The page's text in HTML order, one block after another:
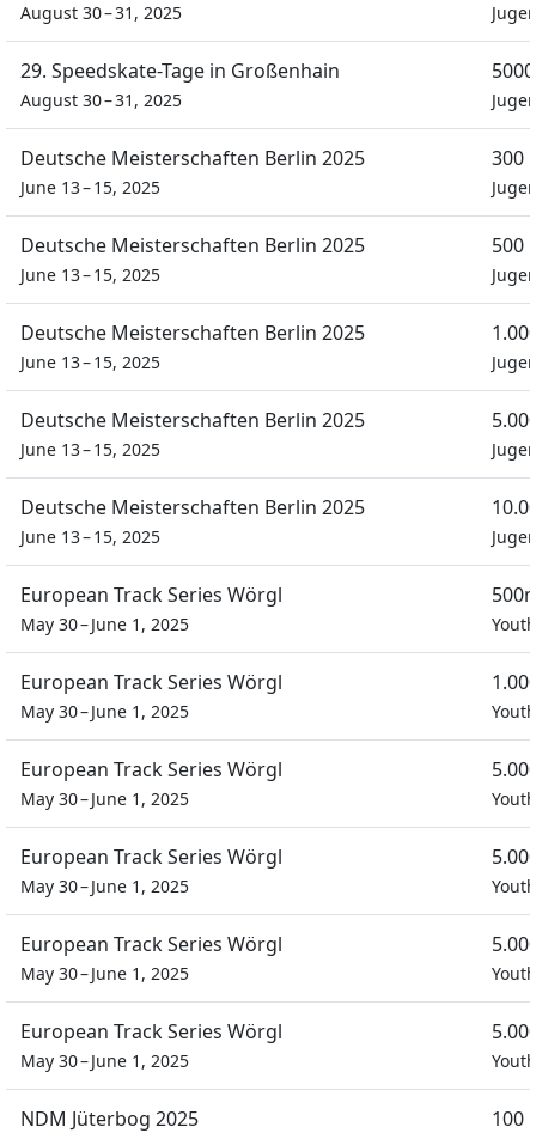
August 30 – 31, 2025
29. Speedskate-Tage in Großenhain
August 30 – 31, 2025
Deutsche Meisterschaften Berlin 2025
June 13 – 15, 2025
300
Deutsche Meisterschaften Berlin 2025
June 13 – 15, 2025
500
Deutsche Meisterschaften Berlin 2025
June 13 – 15, 2025
Deutsche Meisterschaften Berlin 2025
June 13 – 15, 2025
Deutsche Meisterschaften Berlin 2025
June 13 – 15, 2025
European Track Series Wörgl
May 30 – June 1, 2025
European Track Series Wörgl
May 30 – June 1, 2025
European Track Series Wörgl
May 30 – June 1, 2025
European Track Series Wörgl
May 30 – June 1, 2025
European Track Series Wörgl
May 30 – June 1, 2025
European Track Series Wörgl
May 30 – June 1, 2025
NDM Jüterbog 2025 100